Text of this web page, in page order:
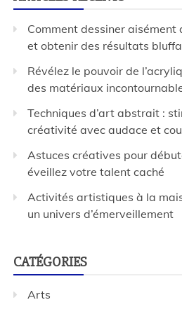
Comment dessiner aisément
et obtenir des résultats
Révélez le pouvoir de
des matériaux
Techniques d’art abstrait :
créativité avec audace et
Astuces créatives pour
éveillez votre talent caché
Activités artistiques à la
un univers d’émerveillement
CATÉGORIES
Arts